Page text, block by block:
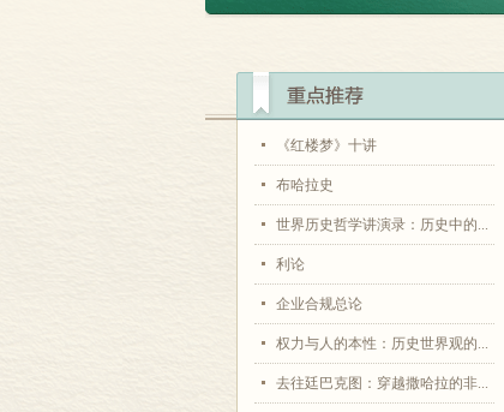
《红楼梦》十讲
布哈拉史
世界历史哲学讲演录：历史中的...
利论
企业合规总论
权力与人的本性：历史世界观的...
去往廷巴克图：穿越撒哈拉的非...